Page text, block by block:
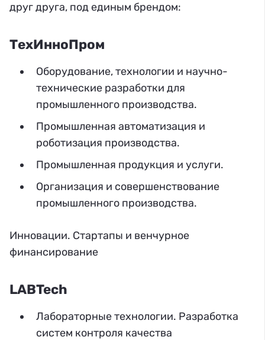
друг друга, под единым брендом:
ТехИнноПром
Оборудование, технологии и научно-
технические разработки для
промышленного производства.
Промышленная автоматизация и
роботизация производства.
Промышленная продукция и услуги.
Организация и совершенствование
промышленного производства.
Инновации. Стартапы и венчурное
финансирование
LABTech
Лабораторные технологии. Разработка
систем контроля качества